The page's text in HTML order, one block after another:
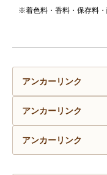
※着色料・香料・保存料
アンカーリンク
アンカーリンク
アンカーリンク